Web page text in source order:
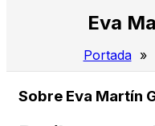
Eva
Portada»
Sobre Eva Martín